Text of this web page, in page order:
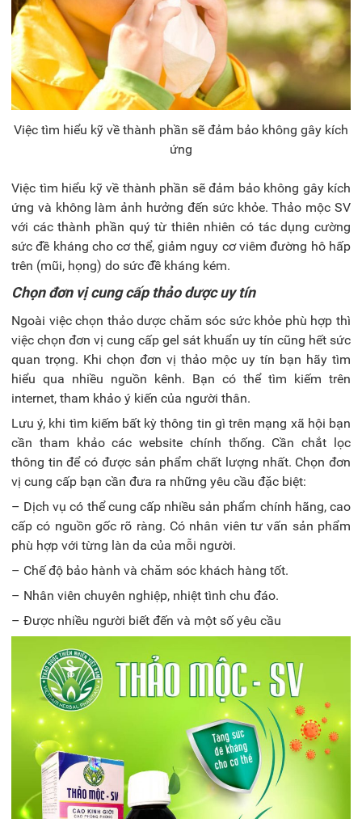
Việc tìm hiểu kỹ về thành phần sẽ đảm bảo không gây kích
ứng
Việc tìm hiểu kỹ về thành phần sẽ đảm bảo không gây kích
ứng và không làm ảnh hưởng đến sức khỏe. Thảo mộc SV
với các thành phần quý từ thiên nhiên có tác dụng cường
sức đề kháng cho cơ thể, giảm nguy cơ viêm đường hô hấp
trên (mũi, họng) do sức đề kháng kém.
Chọn đơn vị cung cấp thảo dược uy tín
Ngoài việc chọn thảo dược chăm sóc sức khỏe phù hợp thì
việc chọn đơn vị cung cấp gel sát khuẩn uy tín cũng hết sức
quan trọng. Khi chọn đơn vị thảo mộc uy tín bạn hãy tìm
hiểu qua nhiều nguồn kênh. Bạn có thể tìm kiếm trên
internet, tham khảo ý kiến của người thân.
Lưu ý, khi tìm kiếm bất kỳ thông tin gì trên mạng xã hội bạn
cần tham khảo các website chính thống. Cần chắt lọc
thông tin để có được sản phẩm chất lượng nhất. Chọn đơn
vị cung cấp bạn cần đưa ra những yêu cầu đặc biệt:
– Dịch vụ có thể cung cấp nhiều sản phẩm chính hãng, cao
cấp có nguồn gốc rõ ràng. Có nhân viên tư vấn sản phẩm
phù hợp với từng làn da của mỗi người.
– Chế độ bảo hành và chăm sóc khách hàng tốt.
– Nhân viên chuyên nghiệp, nhiệt tình chu đáo.
– Được nhiều người biết đến và một số yêu cầu